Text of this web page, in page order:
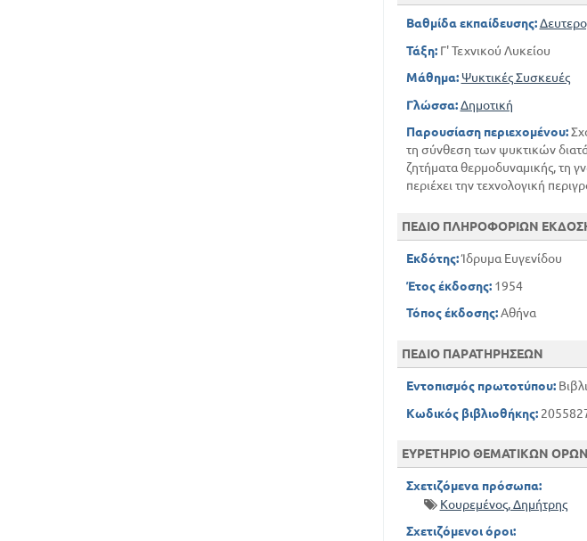
Βαθμίδα εκπαίδευσης:
Τάξη:Γ' Τεχνικού Λυκείου
Μάθημα: Ψυκτικές Συσκευές
Γλώσσα: Δημοτική
Παρουσίαση περιεχομένου:
τη σύνθεση των ψυκτικών
ζητήματα θερμοδυναμικής, τη
περιέχει την τεχνολογική
ΠΕΔΙΟ ΠΛΗΡΟΦΟΡΙΩΝ
Εκδότης:Ίδρυμα Ευγενίδου
Έτος έκδοσης:1954
Τόπος έκδοσης:Αθήνα
ΠΕΔΙΟ ΠΑΡΑΤΗΡΗΣΕΩΝ
Εντοπισμός πρωτοτύπου:
Κωδικός βιβλιοθήκης:
ΕΥΡΕΤΗΡΙΟ ΘΕΜΑΤΙΚΩΝ ΟΡΩΝ
Σχετιζόμενα πρόσωπα:
Κουρεμένος, Δημήτρης
Σχετιζόμενοι όροι: